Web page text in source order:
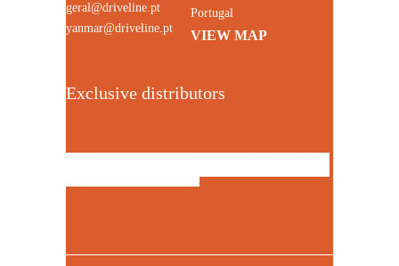
geral@driveline.pt
yanmar@driveline.pt
Portugal
VIEW MAP
Exclusive distributors